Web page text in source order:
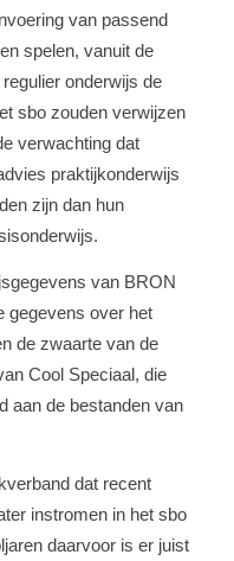
van passend
spelen, vanuit de
onderwijs de
sbo zouden verwijzen
verwachting dat
praktijkonderwijs
zijn dan hun
van BRON
gegevens over het
de zwaarte van de
Cool Speciaal, die
aan de bestanden van
dat recent
instromen in het sbo
daarvoor is er juist